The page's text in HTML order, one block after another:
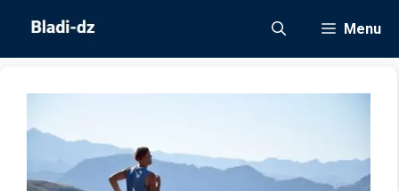
περιεχόμενο
Menu